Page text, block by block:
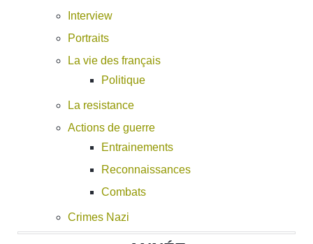
Interview
Portraits
La vie des français
Politique
La resistance
Actions de guerre
Entrainements
Reconnaissances
Combats
Crimes Nazi